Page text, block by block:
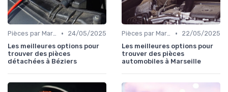
Pièces par Marque de Voiture •
24/05/2025
Les meilleures options pour
trouver des pièces
détachées à Béziers
Pièces par Marque de Voiture •
22/05/2025
Les meilleures options pour
trouver des pièces
automobiles à Marseille